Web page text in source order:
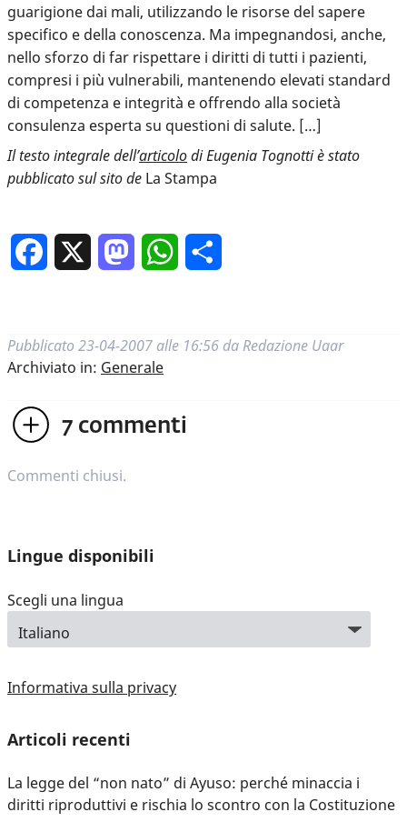
guarigione dai mali, utilizzando le risorse del sapere
specifico e della conoscenza. Ma impegnandosi, anche,
nello sforzo di far rispettare i diritti di tutti i pazienti,
compresi i più vulnerabili, mantenendo elevati standard
di competenza e integrità e offrendo alla società
consulenza esperta su questioni di salute. […]
Il testo integrale dell’articolodi Eugenia Tognotti è stato
pubblicato sul sito de La Stampa
Facebook MastodonWhatsApp
Pubblicato 23-04-2007 alle 16:56 da Redazione Uaar
Archiviato in: Generale
7 commenti
Commenti chiusi.
Lingue disponibili
Scegli una lingua
Informativa sulla privacy
Articoli recenti
La legge del “non nato” di Ayuso: perché minaccia i
diritti riproduttivi e rischia lo scontro con la Costituzione